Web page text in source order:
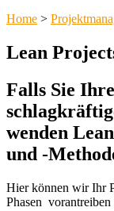
Home >
Lean
Falls Sie
wenden
und -
Hier können wir Ihr
Phasen vorantreiben